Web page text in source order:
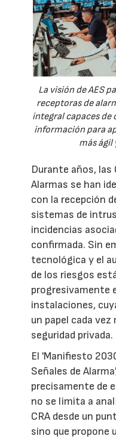
La visión de AES
receptoras de
integral capaces
información para
más ágil
Durante años, las
Alarmas se han
con la recepción
sistemas de
incidencias
confirmada. Sin
tecnológica y el
de los riesgos
progresivamente
instalaciones,
un papel cada
seguridad privada.
El 'Manifiesto
Señales de
precisamente de
no se limita a
CRA desde un
sino que propone